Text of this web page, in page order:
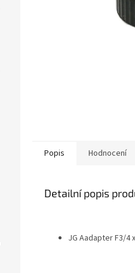
Popis Hodnocení
Detailní popis
JG Aadapter F3/4